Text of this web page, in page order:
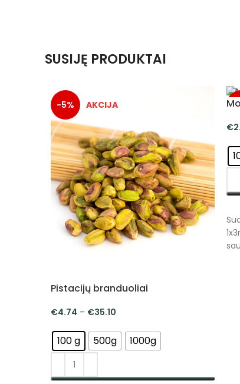
SUSIJĘ PRODUKTAI
-5%
Pistacijų branduoliai
€4.74 – €35.10
100 g 500g 1000g
-
€